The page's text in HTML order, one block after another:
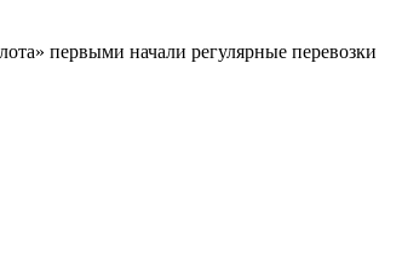
первыми начали регулярные перевозки